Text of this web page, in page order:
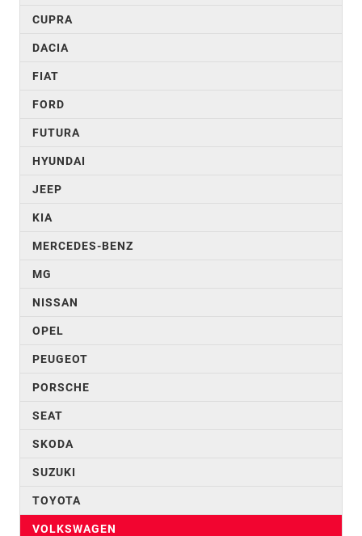
CUPRA
DACIA
FIAT
FORD
FUTURA
HYUNDAI
JEEP
KIA
MERCEDES-BENZ
MG
NISSAN
OPEL
PEUGEOT
PORSCHE
SEAT
SKODA
SUZUKI
TOYOTA
VOLKSWAGEN